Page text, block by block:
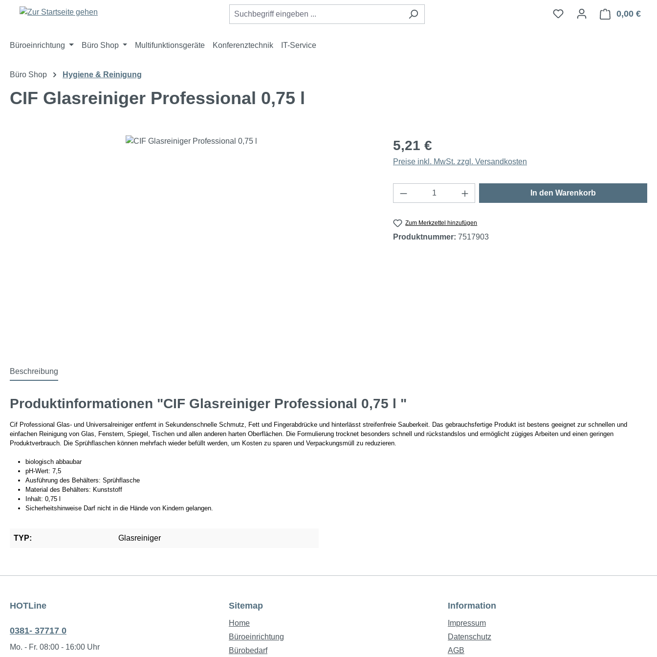
Hauptinhalt springen
Zur Suche springen
Zur Hauptnavigation springen 0,00 €
Büroeinrichtung Büro Shop Multifunktionsgeräte Konferenztechnik IT-Service
Büro Shop Hygiene & Reinigung
CIF Glasreiniger Professional 0,75 l
5,21 €
Preise inkl. MwSt. zzgl. Versandkosten
Produkt Anzahl: Gib den gewünschten Wert ein
In den Warenkorb
Zum Merkzettel hinzufügen
Produktnummer: 7517903
Beschreibung
Produktinformationen "CIF Glasreiniger Professional 0,75 l "
Cif Professional Glas- und Universalreiniger entfernt in Sekundenschnelle Schmutz, Fett und Fingerabdrücke und hinterlässt streifenfreie Sauberkeit. Das gebrauchsfertige Produkt ist bestens geeignet zur schnellen und
einfachen Reinigung von Glas, Fenstern, Spiegel, Tischen und allen anderen harten Oberflächen. Die Formulierung trocknet besonders schnell und rückstandslos und ermöglicht zügiges Arbeiten und einen geringen
Produktverbrauch. Die Sprühflaschen können mehrfach wieder befüllt werden, um Kosten zu sparen und Verpackungsmüll zu reduzieren.
biologisch abbaubar
pH-Wert: 7,5
Ausführung des Behälters: Sprühflasche
Material des Behälters: Kunststoff
Inhalt: 0,75 l
Sicherheitshinweise Darf nicht in die Hände von Kindern gelangen.
TYP: Glasreiniger
HOTLine
0381- 37717 0
Mo. - Fr. 08:00 - 16:00 Uhr
Sitemap
Home
Büroeinrichtung
Bürobedarf
Information
Impressum
Datenschutz
AGB